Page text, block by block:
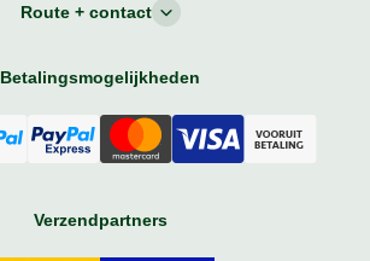
Route + contact
Betalingsmogelijkheden
Verzendpartners